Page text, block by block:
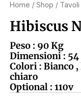
Home / Shop /
Hibiscus
Peso : 90 Kg
Dimensioni : 54
Colori : Bianco
chiaro
Optional : 110v